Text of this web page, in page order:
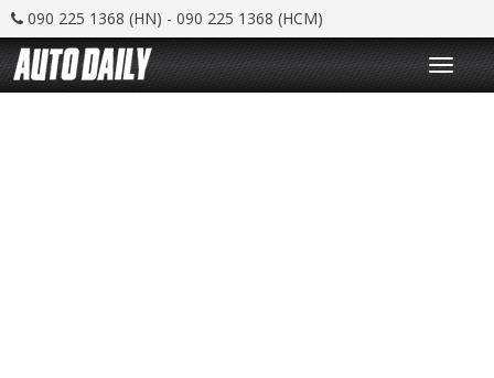
090 225 1368 (HN) - 090 225 1368 (HCM)
T
o
g